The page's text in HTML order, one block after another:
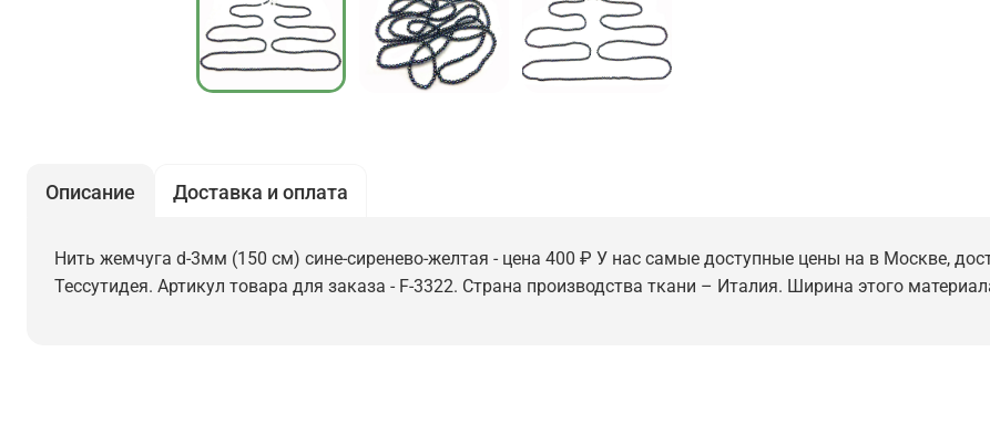
Описание Доставка и оплата
Нить жемчуга d-3мм (150 см) сине-сиренево-желтая - цена 400 ₽ У нас самые доступные цены на в Москве,
Тессутидея. Артикул товара для заказа - F-3322. Страна производства ткани – Италия. Ширина этого